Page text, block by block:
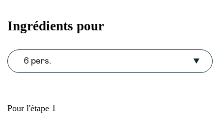
Ingrédients pour
6 pers.
Pour l'étape 1